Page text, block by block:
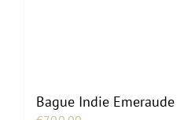
Bague Indie Emeraude